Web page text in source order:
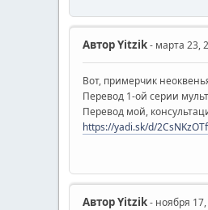
АвторYitzik- марта 23,
Вот, примерчик
Перевод 1-ой серии
Перевод мой,
https://yadi.sk/d/
АвторYitzik- ноября